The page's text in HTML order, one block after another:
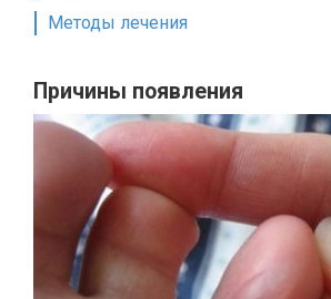
Методы лечения
Причины появления